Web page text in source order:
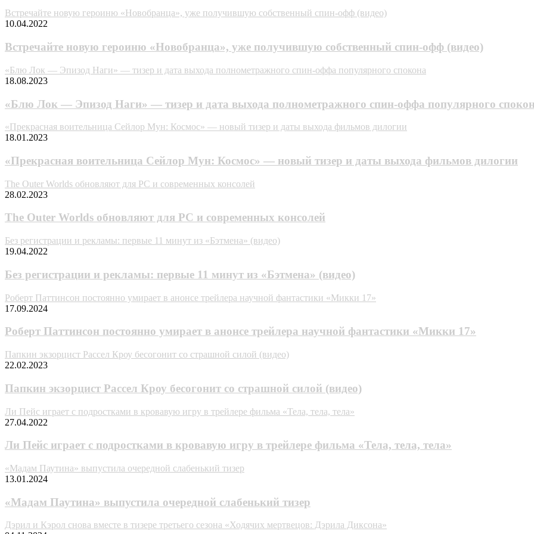
Встречайте новую героиню «Новобранца», уже получившую собственный спин-офф (видео)
10.04.2022
Встречайте новую героиню «Новобранца», уже получившую собственный спин-офф (видео)
«Блю Лок — Эпизод Наги» — тизер и дата выхода полнометражного спин-оффа популярного спокона
18.08.2023
«Блю Лок — Эпизод Наги» — тизер и дата выхода полнометражного спин-оффа популярного
«Прекрасная воительница Сейлор Мун: Космос» — новый тизер и даты выхода фильмов дилогии
18.01.2023
«Прекрасная воительница Сейлор Мун: Космос» — новый тизер и даты выхода фильмов дилогии
The Outer Worlds обновляют для PC и современных консолей
28.02.2023
The Outer Worlds обновляют для PC и современных консолей
Без регистрации и рекламы: первые 11 минут из «Бэтмена» (видео)
19.04.2022
Без регистрации и рекламы: первые 11 минут из «Бэтмена» (видео)
Роберт Паттинсон постоянно умирает в анонсе трейлера научной фантастики «Микки 17»
17.09.2024
Роберт Паттинсон постоянно умирает в анонсе трейлера научной фантастики «Микки 17»
Папкин экзорцист Рассел Кроу бесогонит со страшной силой (видео)
22.02.2023
Папкин экзорцист Рассел Кроу бесогонит со страшной силой (видео)
Ли Пейс играет с подростками в кровавую игру в трейлере фильма «Тела, тела, тела»
27.04.2022
Ли Пейс играет с подростками в кровавую игру в трейлере фильма «Тела, тела, тела»
«Мадам Паутина» выпустила очередной слабенький тизер
13.01.2024
«Мадам Паутина» выпустила очередной слабенький тизер
Дэрил и Кэрол снова вместе в тизере третьего сезона «Ходячих мертвецов: Дэрила Диксона»